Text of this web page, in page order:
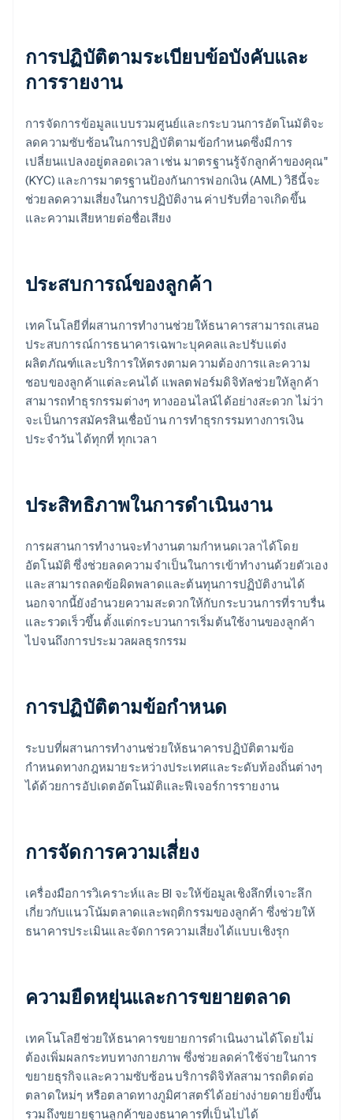
การปฏิบัติตามระเบียบข้อบังคับและ
การรายงาน
การจัดการข้อมูลแบบรวมศูนย์และกระบวนการอัตโนมัติจะ
ลดความซับซ้อนในการปฏิบัติตามข้อกําหนดซึ่งมีการ
เปลี่ยนแปลงอยู่ตลอดเวลา เช่น มาตรฐานรู้จักลูกค้าของคุณ"
(KYC) และการมาตรฐานป้องกันการฟอกเงิน (AML) วิธีนี้จะ
ช่วยลดความเสี่ยงในการปฏิบัติงาน ค่าปรับที่อาจเกิดขึ้น
และความเสียหายต่อชื่อเสียง
ประสบการณ์ของลูกค้า
เทคโนโลยีที่ผสานการทำงานช่วยให้ธนาคารสามารถเสนอ
ประสบการณ์การธนาคารเฉพาะบุคคลและปรับแต่ง
ผลิตภัณฑ์และบริการให้ตรงตามความต้องการและความ
ชอบของลูกค้าแต่ละคนได้ แพลตฟอร์มดิจิทัลช่วยให้ลูกค้า
สามารถทำธุรกรรมต่างๆ ทางออนไลน์ได้อย่างสะดวก ไม่ว่า
จะเป็นการสมัครสินเชื่อบ้าน การทำธุรกรรมทางการเงิน
ประจำวัน ได้ทุกที่ ทุกเวลา
ประสิทธิภาพในการดำเนินงาน
การผสานการทํางานจะทํางานตามกําหนดเวลาได้โดย
อัตโนมัติ ซึ่งช่วยลดความจําเป็นในการเข้าทํางานด้วยตัวเอง
และสามารถลดข้อผิดพลาดและต้นทุนการปฏิบัติงานได้
นอกจากนี้ยังอํานวยความสะดวกให้กับกระบวนการที่ราบรื่น
และรวดเร็วขึ้น ตั้งแต่กระบวนการเริ่มต้นใช้งานของลูกค้า
ไปจนถึงการประมวลผลธุรกรรม
การปฏิบัติตามข้อกําหนด
ระบบที่ผสานการทำงานช่วยให้ธนาคารปฏิบัติตามข้อ
กำหนดทางกฎหมายระหว่างประเทศและระดับท้องถิ่นต่างๆ
ได้ด้วยการอัปเดตอัตโนมัติและฟีเจอร์การรายงาน
การจัดการความเสี่ยง
เครื่องมือการวิเคราะห์และ BI จะให้ข้อมูลเชิงลึกที่เจาะลึก
เกี่ยวกับแนวโน้มตลาดและพฤติกรรมของลูกค้า ซึ่งช่วยให้
ธนาคารประเมินและจัดการความเสี่ยงได้แบบเชิงรุก
ความยืดหยุ่นและการขยายตลาด
เทคโนโลยีช่วยให้ธนาคารขยายการดําเนินงานได้โดยไม่
ต้องเพิ่มผลกระทบทางกายภาพ ซึ่งช่วยลดค่าใช้จ่ายในการ
ขยายธุรกิจและความซับซ้อน บริการดิจิทัลสามารถติดต่อ
ตลาดใหม่ๆ หรือตลาดทางภูมิศาสตร์ได้อย่างง่ายดายยิ่งขึ้น
รวมถึงขยายฐานลูกค้าของธนาคารที่เป็นไปได้